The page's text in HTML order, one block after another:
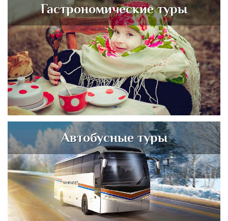
Гастрономические туры
Автобусные туры